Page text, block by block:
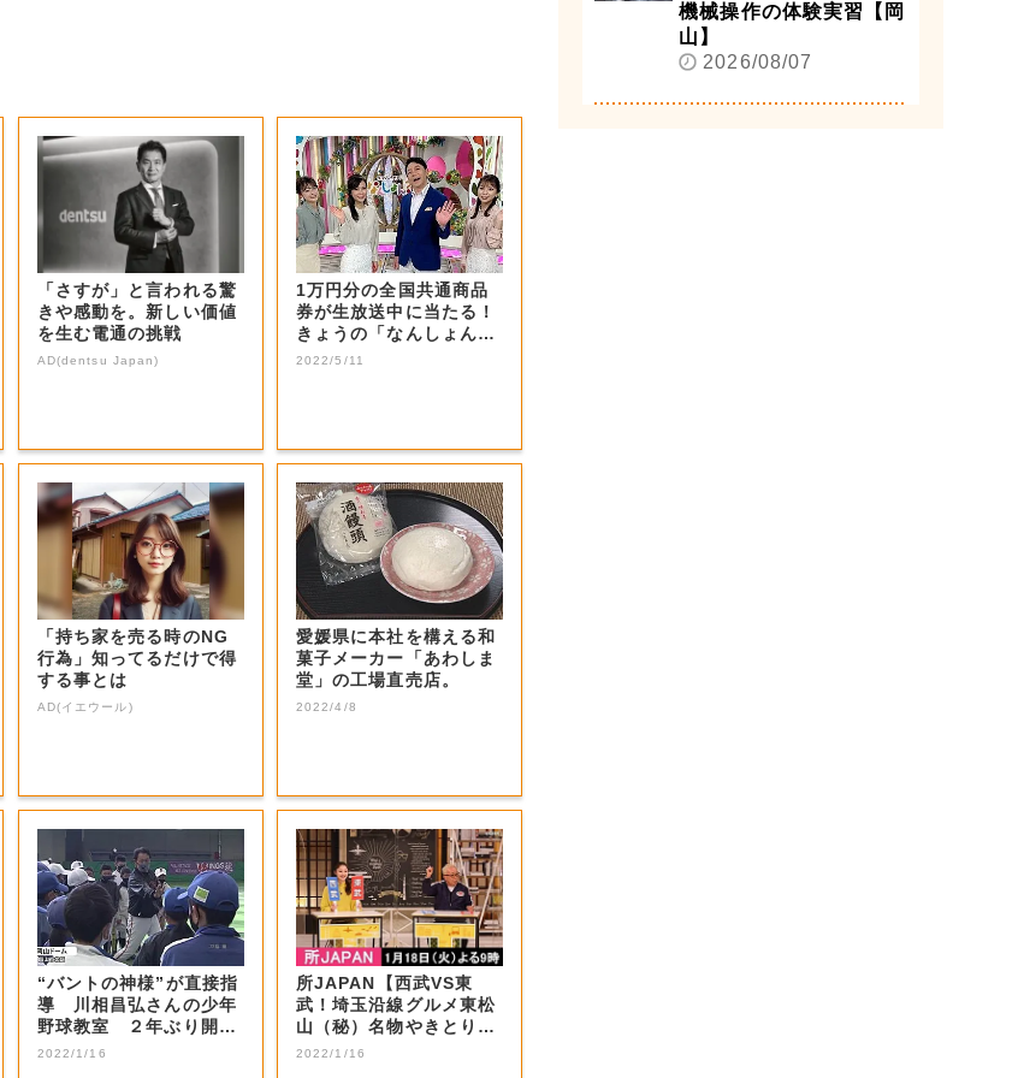
「さすが」と言われる驚
きや感動を。新しい価値
を生む電通の挑戦
AD(dentsu Japan)
1万円分の全国共通商品
券が生放送中に当たる！
きょうの「なんしょん？
生電話クイズ」...
2022/5/11
「持ち家を売る時のNG
行為」知ってるだけで得
する事とは
AD(イエウール)
愛媛県に本社を構える和
菓子メーカー「あわしま
堂」の工場直売店。
2022/4/8
“バントの神様”が直接指
導 川相昌弘さんの少年
野球教室 ２年ぶり開催
【岡山・岡山...
2022/1/16
所JAPAN【西武VS東
武！埼玉沿線グルメ東松
山（秘）名物やきとり＆
秩父ホルモン...
2022/1/16
機械操作の体験実習【岡
山】
2026/08/07